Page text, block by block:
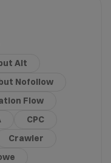
Alt
Nofollow
Flow
CPC
Crawler